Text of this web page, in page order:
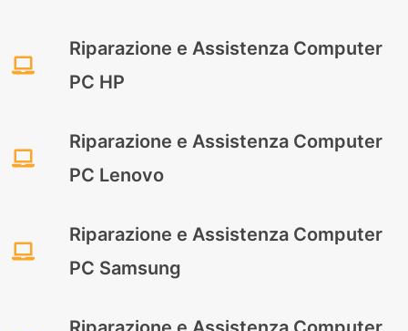
Riparazione e Assistenza Computer
PC HP
Riparazione e Assistenza Computer
PC Lenovo
Riparazione e Assistenza Computer
PC Samsung